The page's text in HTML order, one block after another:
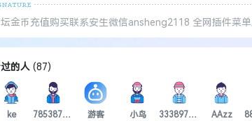
金币充值购买联系安生微信ansheng2118 全网插件菜
的人 (87)
ke 785387960 游客 小鸟 3338974078 AAzz